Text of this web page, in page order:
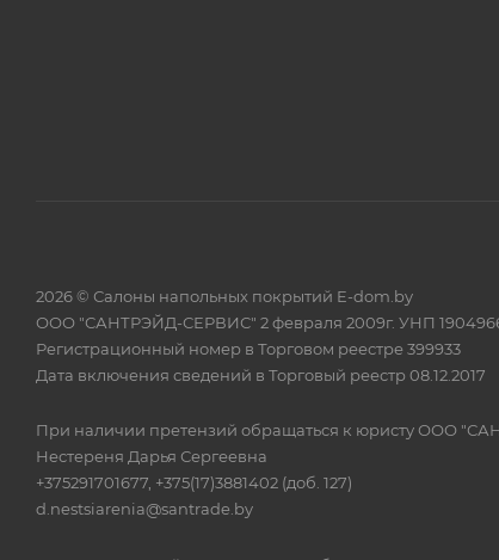
2026 © Салоны напольных покрытий E-dom.by
ООО "САНТРЭЙД-СЕРВИС" 2 февраля 2009г. УНП
Регистрационный номер в Торговом реестре 399933
Дата включения сведений в Торговый реестр 08.12.2017
При наличии претензий обращаться к юристу ООО
Нестереня Дарья Сергеевна
+375291701677, +375(17)3881402 (доб. 127)
d.nestsiarenia@santrade.by